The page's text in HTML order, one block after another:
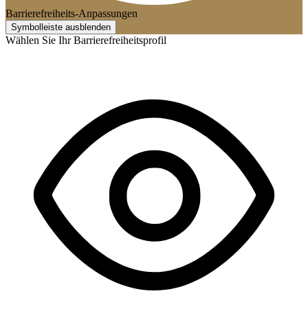
Barrierefreiheits-Anpassungen
Symbolleiste ausblenden
Wählen Sie Ihr Barrierefreiheitsprofil